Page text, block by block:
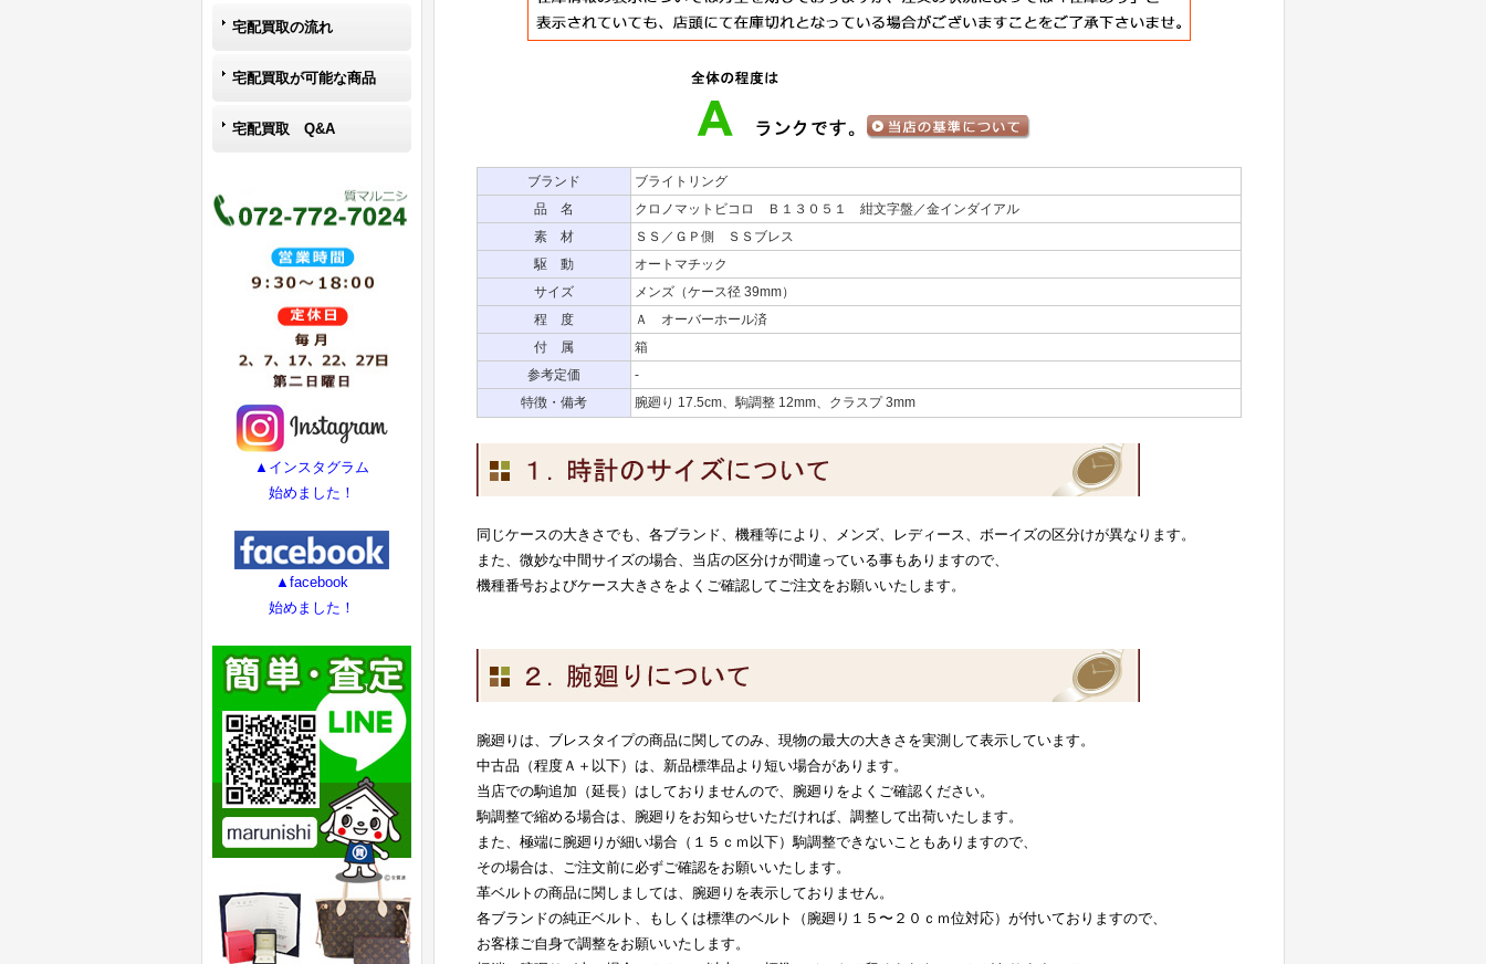
宅配買取の流れ
宅配買取が可能な商品
宅配買取 Q&A
▲インスタグラム
始めました！
▲facebook
始めました！
ブランド
ブライトリング
品 名
クロノマットビコロ Ｂ１３０５１ 紺文字盤／金インダイアル
素 材
ＳＳ／ＧＰ側 ＳＳブレス
駆 動
オートマチック
サイズ
メンズ（ケース径 39mm）
程 度
Ａ オーバーホール済
付 属
箱
参考定価
-
特徴・備考
腕廻り 17.5cm、駒調整 12mm、クラスプ 3mm
同じケースの大きさでも、各ブランド、機種等により、メンズ、レディース、ボーイズの区分けが異なります。
また、微妙な中間サイズの場合、当店の区分けが間違っている事もありますので、
機種番号およびケース大きさをよくご確認してご注文をお願いいたします。
腕廻りは、ブレスタイプの商品に関してのみ、現物の最大の大きさを実測して表示しています。
中古品（程度Ａ＋以下）は、新品標準品より短い場合があります。
当店での駒追加（延長）はしておりませんので、腕廻りをよくご確認ください。
駒調整で縮める場合は、腕廻りをお知らせいただければ、調整して出荷いたします。
また、極端に腕廻りが細い場合（１５ｃｍ以下）駒調整できないこともありますので、
その場合は、ご注文前に必ずご確認をお願いいたします。
革ベルトの商品に関しましては、腕廻りを表示しておりません。
各ブランドの純正ベルト、もしくは標準のベルト（腕廻り１５〜２０ｃｍ位対応）が付いておりますので、
お客様ご自身で調整をお願いいたします。